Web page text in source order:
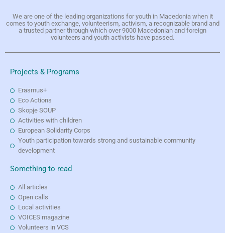
We are one of the leading organizations for youth in Macedonia when it
comes to youth exchange, volunteerism, activism, a recognizable brand and
a trusted partner through which over 9000 Macedonian and foreign
volunteers and youth activists have passed.
Projects & Programs
Erasmus+
Eco Actions
Skopje SOUP
Activities with children
European Solidarity Corps
Youth participation towards strong and sustainable community
development
Something to read
All articles
Open calls
Local activities
VOICES magazine
Volunteers in VCS